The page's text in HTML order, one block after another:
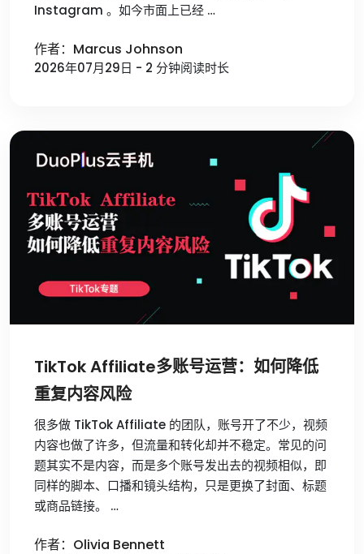
Instagram 。如今市面上已经 …
作者：Marcus Johnson
2026年07月29日 - 2 分钟阅读时长
TikTok Affiliate多账号运营：如何降低
重复内容风险
很多做 TikTok Affiliate 的团队，账号开了不少，视频
内容也做了许多，但流量和转化却并不稳定。常见的问
题其实不是内容，而是多个账号发出去的视频相似，即
同样的脚本、口播和镜头结构，只是更换了封面、标题
或商品链接。 …
作者：Olivia Bennett